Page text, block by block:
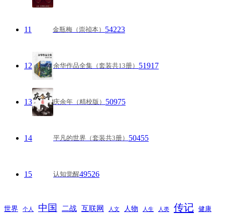
11 金瓶梅（崇祯本） 54223
12 余华作品全集（套装共13册） 51917
13 庆余年（精校版） 50975
14 平凡的世界（套装共3册） 50455
15 认知觉醒49526
世界 个人 中国 二战 互联网 人文 人物 人生 人类 传记 健康